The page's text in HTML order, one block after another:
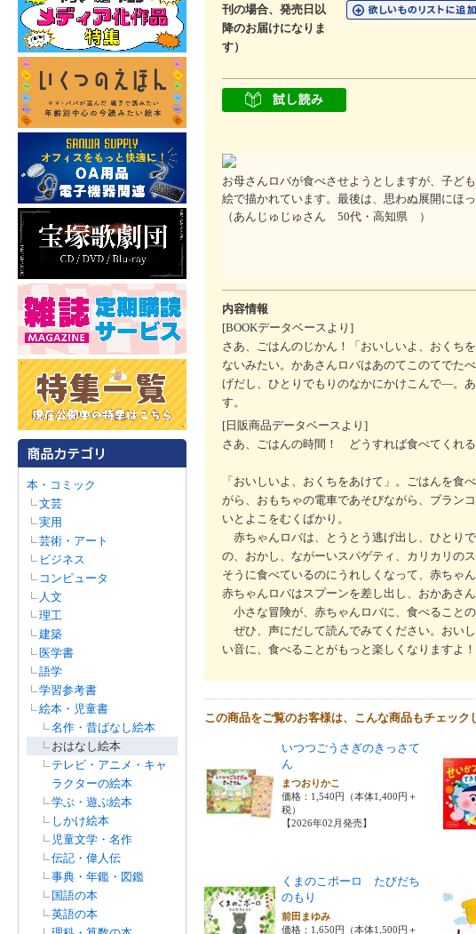
本・コミック
文芸
実用
芸術・アート
ビジネス
コンピュータ
人文
理工
建築
医学書
語学
学習参考書
絵本・児童書
名作・昔ばなし絵本
おはなし絵本
テレビ・アニメ・キャ
ラクターの絵本
学ぶ・遊ぶ絵本
しかけ絵本
児童文学・名作
伝記・偉人伝
事典・年鑑・図鑑
国語の本
英語の本
刊の場合、発売日以
降のお届けになりま
す）
お母さんロバが食べさせようとしますが、子ど
絵で描かれています。最後は、思わぬ展開にほ
（あんじゅじゅさん 50代・高知県 ）
内容情報
[BOOKデータベースより]
さあ、ごはんのじかん！「おいしいよ、おくち
ないみたい。かあさんロバはあのてこのてでた
げだし、ひとりでもりのなかにかけこんで―。
す。
[日販商品データベースより]
さあ、ごはんの時間！ どうすれば食べてくれる
「おいしいよ、おくちをあけて」。ごはんを食
がら、おもちゃの電車であそびながら、ブラン
いとよこをむくばかり。
赤ちゃんロバは、とうとう逃げ出し、ひとり
の、おかし、ながーいスパゲティ、カリカリの
そうに食べているのにうれしくなって、赤ちゃ
赤ちゃんロバはスプーンを差し出し、おかあさ
小さな冒険が、赤ちゃんロバに、食べること
ぜひ、声にだして読んでみてください。おい
い音に、食べることがもっと楽しくなりますよ！
この商品をご覧のお客様は、こんな商品もチェック
いつつごうさぎのきっさて
ん
まつおりかこ
価格：1,540円（本体1,400円＋
税）
【2026年02月発売】
くまのこポーロ たびだち
のもり
前田まゆみ
価格：1,650円（本体1,500円＋